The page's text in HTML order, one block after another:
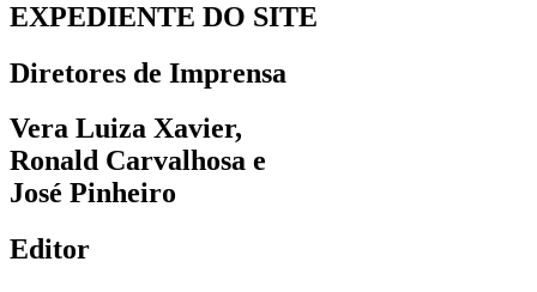
EXPEDIENTE DO SITE
Diretores de Imprensa
Vera Luiza Xavier,
Ronald Carvalhosa e
José Pinheiro
Editor